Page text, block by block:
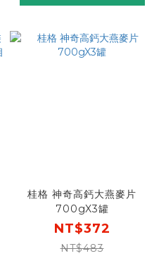
桂格 神奇高鈣大燕麥片
700gX3罐
NT$372
NT$483